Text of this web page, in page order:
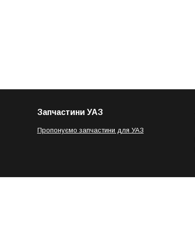
Запчастини УАЗ
Пропонуємо запчастини для УАЗ